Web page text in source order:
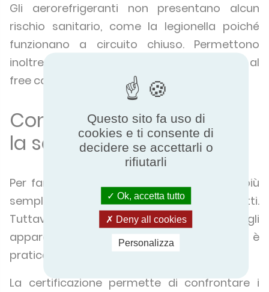
Gli aerorefrigeranti non presentano alcun
rischio sanitario, come la legionella poiché
funzionano a circuito chiuso. Permettono
inoltre di realizzare risparmi d’energia grazie al
free cooling.
Confrontare per operare
la scelta giusta
Per fare la scelta giusta, non vi è nulla di più
semplice, basta confrontare i prodotti.
Tuttavia, quando le prestazioni degli
apparecchi non sono certificate, è
praticamente impossibile.
La certificazione permette di confrontare i
Questo sito fa uso di
cookies e ti consente di
decidere se accettarli o
rifiutarli
Ok, accetta tutto
Deny all cookies
Personalizza